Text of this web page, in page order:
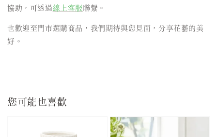
協助，可透過線上客服聯繫。
也歡迎至門市選購商品，我們期待與您見面，分享花藝的美
好。
您可能也喜歡